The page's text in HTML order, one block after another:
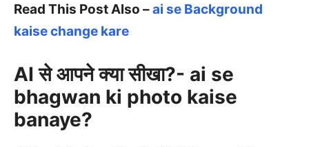
Read This Post Also –ai se Background
kaise change kare
AI से आपने क्या सीखा?- ai se
bhagwan ki photo kaise
banaye?